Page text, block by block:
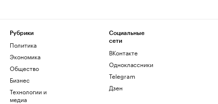
Рубрики
Политика
Экономика
Общество
Бизнес
Технологии и
медиа
Социальные
сети
ВКонтакте
Одноклассники
Telegram
Дзен